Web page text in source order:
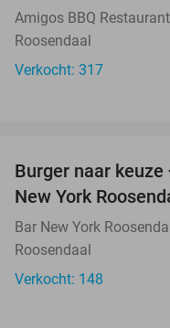
Amigos BBQ Restaurant
Roosendaal
Verkocht: 317
Burger naar
New York
Bar New York
Roosendaal
Verkocht: 148